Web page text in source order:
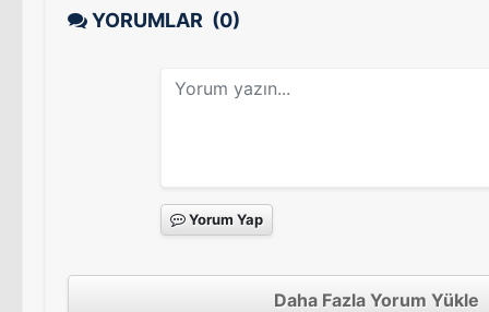
YORUMLAR (0)
Yorum Yap
Daha Fazla Yorum Yükle